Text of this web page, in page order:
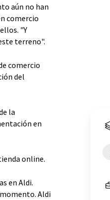
aún no han
comercio
"Y
terreno".
comercio
del
la
en
online.
en Aldi.
Aldi